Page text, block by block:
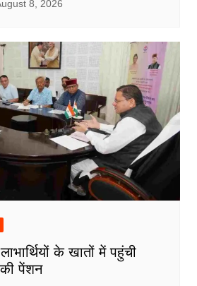
8, 2026
के खातों में पहुंची
पेंशन